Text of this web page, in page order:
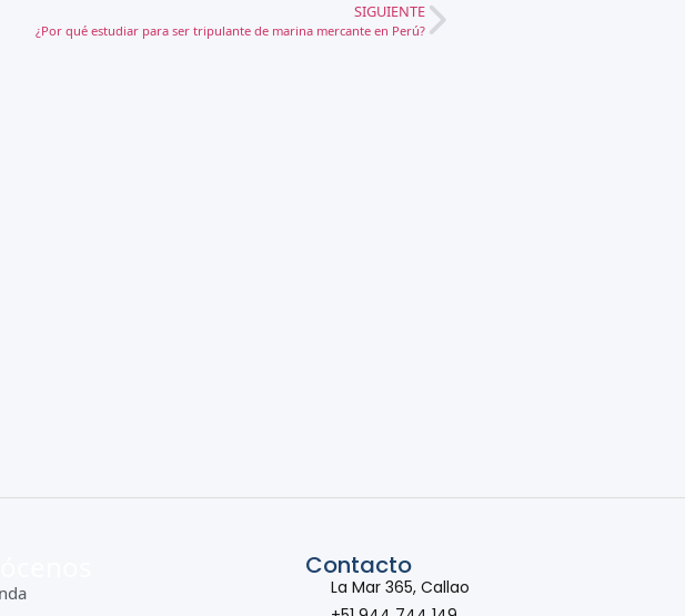
SIGUIENTE
¿Por qué estudiar para ser tripulante de marina mercante en Perú?
Contacto
La Mar 365, Callao